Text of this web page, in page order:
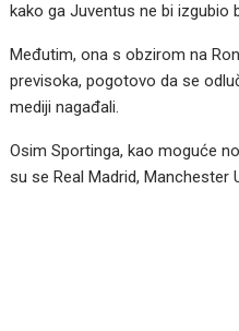
kako ga Juventus ne bi izgubio
Međutim, ona s obzirom na
previsoka, pogotovo da se
mediji nagađali.
Osim Sportinga, kao moguće
su se Real Madrid, Manchester